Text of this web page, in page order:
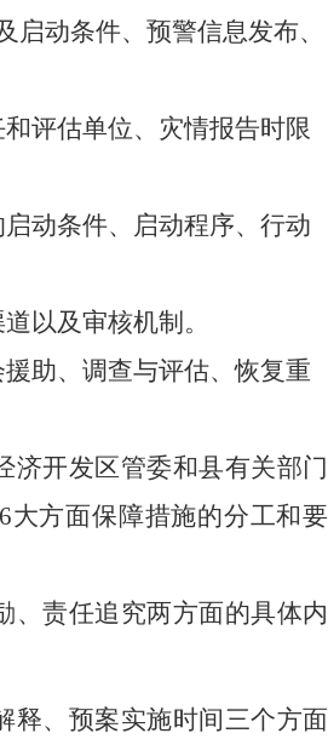
启动条件、预警信息发布、
评估单位、 灾情报告时限
动条件、启动程序、行动
以及审核机制。
助、调查与评估、恢复重
济开发区管委和县有关部门
6大方面保障措施的分工和要
、责任追究两方面的具体内
释、预案实施时间三个方面